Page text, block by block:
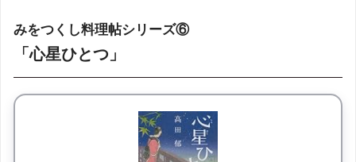
みをつくし料理帖シリーズ⑥
「心星ひとつ」